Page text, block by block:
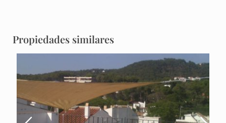
Propiedades similares